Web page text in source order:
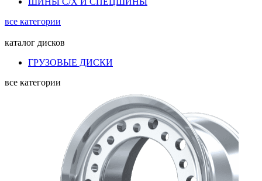
все категории
каталог дисков
ГРУЗОВЫЕ ДИСКИ
все категории